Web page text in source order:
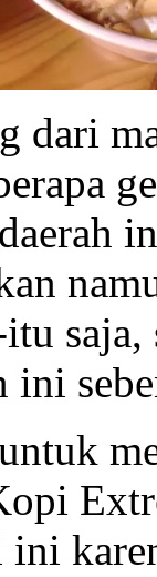
dari
saja,
ini
ini